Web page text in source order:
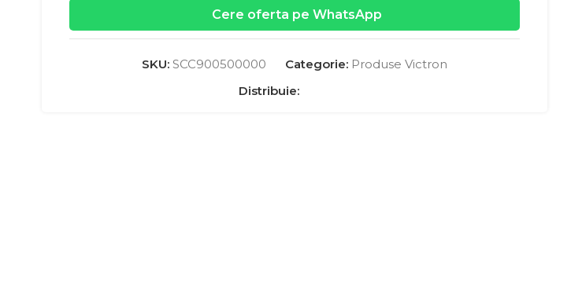
Cere oferta pe WhatsApp
SKU: SCC900500000 Categorie: Produse Victron
Distribuie: